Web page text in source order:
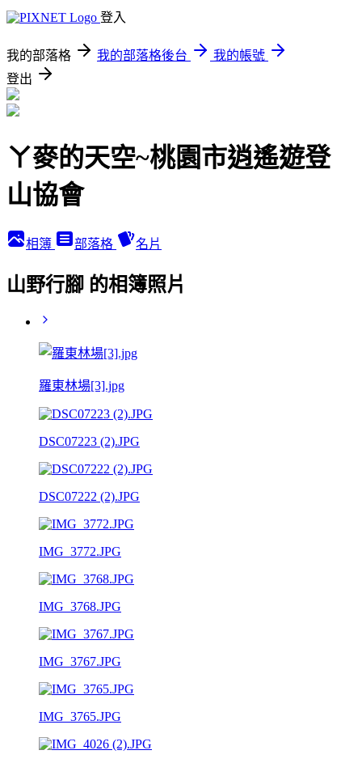
登入
我的部落格 我的部落格後台
我的帳號
登出
ㄚ麥的天空~桃園市逍遙遊登
山協會
相簿 部落格 名片
山野行腳 的相簿照片
羅東林場[3].jpg
DSC07223 (2).JPG
DSC07222 (2).JPG
IMG_3772.JPG
IMG_3768.JPG
IMG_3767.JPG
IMG_3765.JPG